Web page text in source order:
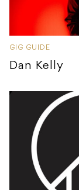
GIG GUIDE
Dan Kelly